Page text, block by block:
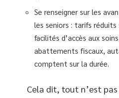
Se renseigner sur les
les seniors : tarifs réduits
facilités d’accès aux
abattements fiscaux,
comptent sur la durée.
Cela dit, tout n’est